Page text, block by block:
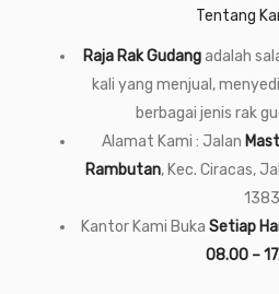
Tentang
Raja Rak Gudangadalah
kali yang menjual,
berbagai jenis rak
Alamat Kami : Jalan
Rambutan, Kec. Ciracas,
Kantor Kami Buka Setiap
08.00 –